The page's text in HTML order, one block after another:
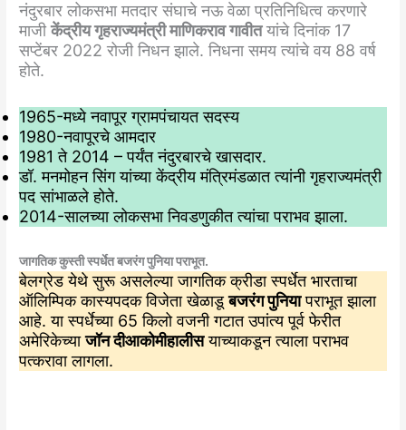
नंदुरबार लोकसभा मतदार संघाचे नऊ वेळा प्रतिनिधित्व करणारे
माजीकेंद्रीय गृहराज्यमंत्री माणिकराव गावीतयांचे दिनांक 17
सप्टेंबर 2022 रोजी निधन झाले. निधना समय त्यांचे वय 88 वर्ष
होते.
1965-मध्ये नवापूर ग्रामपंचायत सदस्य
1980-नवापूरचे आमदार
1981 ते 2014 – पर्यंत नंदुरबारचे खासदार.
डॉ. मनमोहन सिंग यांच्या केंद्रीय मंत्रिमंडळात त्यांनी गृहराज्यमंत्री
पद सांभाळले होते.
2014-सालच्या लोकसभा निवडणुकीत त्यांचा पराभव झाला.
जागतिक कुस्ती स्पर्धेत बजरंग पुनिया पराभूत.
बेलग्रेड येथे सुरू असलेल्या जागतिक क्रीडा स्पर्धेत भारताचा
ऑलिम्पिक कास्यपदक विजेता खेळाडूबजरंग पुनियापराभूत झाला
आहे. या स्पर्धेच्या 65 किलो वजनी गटात उपांत्य पूर्व फेरीत
अमेरिकेच्याजॉन दीआकोमीहालीसयाच्याकडून त्याला पराभव
पत्करावा लागला.